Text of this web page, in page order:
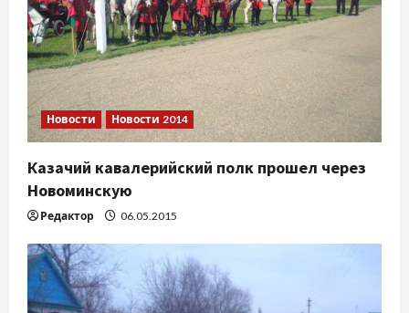
Новости Новости 2014
Казачий кавалерийский полк прошел через
Новоминскую
Редактор 06.05.2015